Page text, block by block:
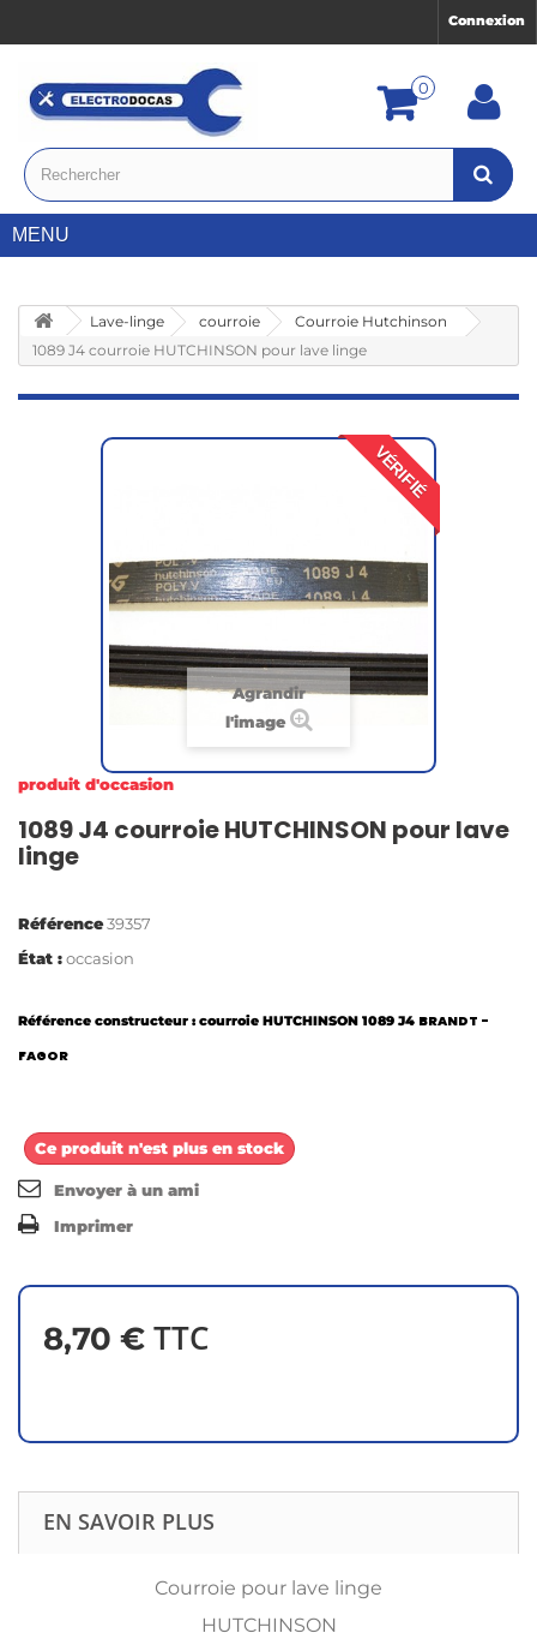
Connexion
0
MENU
Lave-linge courroie
Courroie Hutchinson
1089 J4 courroie HUTCHINSON pour lave linge
VÉRIFIÉ
Agrandir
l'image
produit d'occasion
1089 J4 courroie HUTCHINSON pour lave
linge
Référence39357
État :occasion
Référence constructeur : courroie HUTCHINSON 1089 J4 BRANDT -
FAGOR
Ce produit n'est plus en stock
Envoyer à un ami
Imprimer
8,70 € TTC
EN SAVOIR PLUS
Courroie pour lave linge
HUTCHINSON